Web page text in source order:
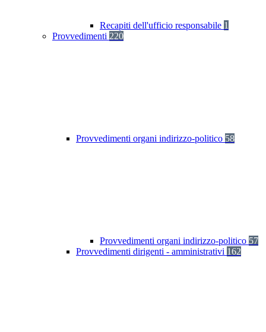
Recapiti dell'ufficio responsabile 1
Provvedimenti 220
Provvedimenti organi indirizzo-politico 58
Provvedimenti organi indirizzo-politico 57
Provvedimenti dirigenti - amministrativi 162